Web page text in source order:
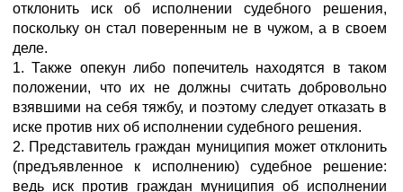
отклонить иск об исполнении судебного решения,
поскольку он стал поверенным не в чужом, а в своем
деле.
1. Также опекун либо попечитель находятся в таком
положении, что их не должны считать добровольно
взявшими на себя тяжбу, и поэтому следует отказать в
иске против них об исполнении судебного решения.
2. Представитель граждан муниципия может отклонить
(предъявленное к исполнению) судебное решение:
ведь иск против граждан муниципия об исполнении